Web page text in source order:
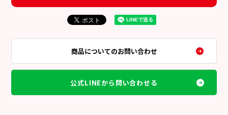
商品についてのお問い合わせ
公式LINEから問い合わせる